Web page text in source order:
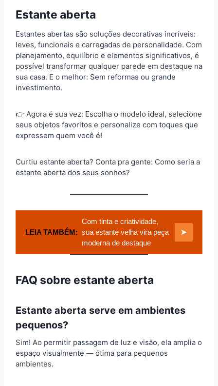
Estante aberta
Estantes abertas são soluções decorativas incríveis:
leves, funcionais e carregadas de personalidade. Com
planejamento, equilíbrio e elementos significativos, é
possível transformar qualquer parede em destaque na
sua casa. E o melhor: Sem reformas ou grande
investimento.
👉 Agora é sua vez: Escolha o modelo ideal, selecione
seus objetos favoritos e personalize com toques que
expressem quem você é!
Curtiu estante aberta? Conta pra gente: Como seria a
estante aberta dos seus sonhos?
LEIA TAMBÉM:
Com tinta e criatividade,
sua estante velha vira peça
moderna de destaque
➤
FAQ sobre estante aberta
Estante aberta serve em ambientes
pequenos?
Sim! Ao permitir passagem de luz e visão, ela amplia o
espaço visualmente — ótima para pequenos
ambientes.